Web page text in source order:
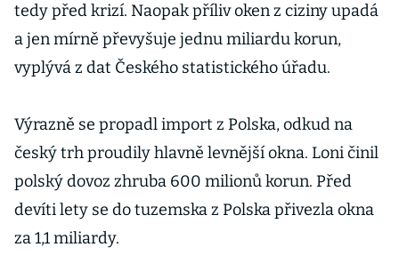
tedy před krizí. Naopak příliv oken z ciziny upadá
a jen mírně převyšuje jednu miliardu korun,
vyplývá z dat Českého statistického úřadu.
Výrazně se propadl import z Polska, odkud na
český trh proudily hlavně levnější okna. Loni činil
polský dovoz zhruba 600 milionů korun. Před
devíti lety se do tuzemska z Polska přivezla okna
za 1,1 miliardy.